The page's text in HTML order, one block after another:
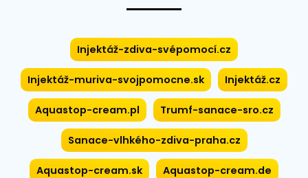
Injektáž-zdiva-svépomocí.cz
Injektáž-muriva-svojpomocne.sk Injektáž.cz
Aquastop-cream.pl Trumf-sanace-sro.cz
Sanace-vlhkého-zdiva-praha.cz
Aquastop-cream.sk Aquastop-cream.de